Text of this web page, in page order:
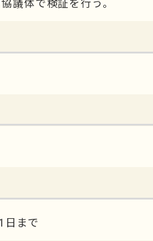
議体で検証を行う。
日まで